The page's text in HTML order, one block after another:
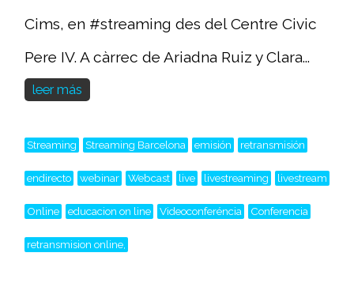
Cims, en #streaming des del Centre Civic
Pere IV. A càrrec de Ariadna Ruiz y Clara...
leer más
Streaming Streaming Barcelona emisión retransmisión
endirecto webinar Webcast live livestreaming livestream
Online educacion on line Videoconferéncia Conferencia
retransmision online,